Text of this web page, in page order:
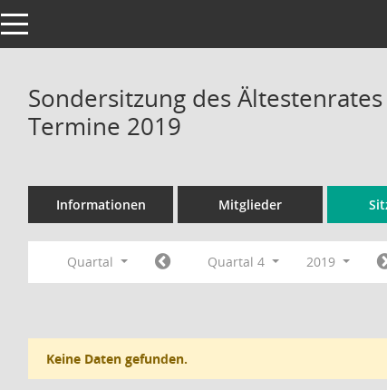
Toggle navigation
Sondersitzung des
Termine 2019
Informationen Mitglieder
Quartal Quartal 4 2019
Keine Daten gefunden.